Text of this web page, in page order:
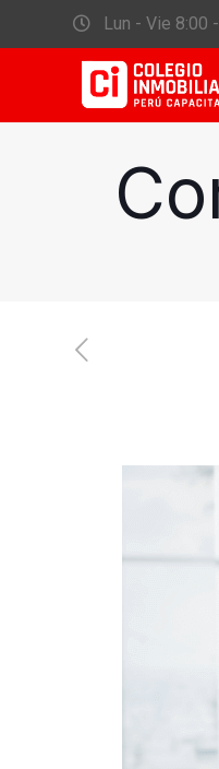
Lun - Vie 8:00